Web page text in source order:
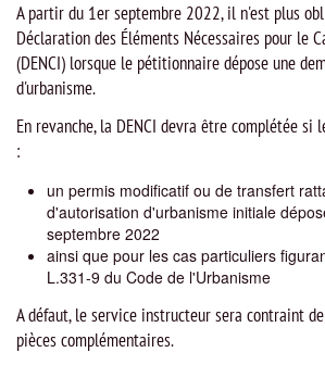
A partir du 1er septembre 2022, il n'est plus
Déclaration des Éléments Nécessaires pour le
(DENCI) lorsque le pétitionnaire dépose une
d'urbanisme.
En revanche, la DENCI devra être complétée si
:
un permis modificatif ou de transfert
d'autorisation d'urbanisme initiale
septembre 2022
ainsi que pour les cas particuliers
L.331-9 du Code de l'Urbanisme
A défaut, le service instructeur sera contraint
pièces complémentaires.